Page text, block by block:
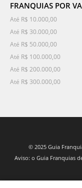
FRANQUIAS POR
Até R$ 10.000,00
Até R$ 30.000,00
Até R$ 50.000,00
Até R$ 100.000,00
Até R$ 200.000,00
Até R$ 300.000,00
© 2025 Guia
Aviso: o Guia Franquias